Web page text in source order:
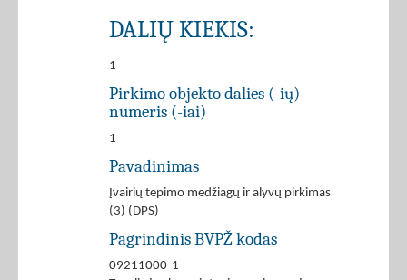
DALIŲ KIEKIS:
1
Pirkimo objekto dalies (-ių)
numeris (-iai)
1
Pavadinimas
Įvairių tepimo medžiagų ir alyvų pirkimas
(3) (DPS)
Pagrindinis BVPŽ kodas
09211000-1